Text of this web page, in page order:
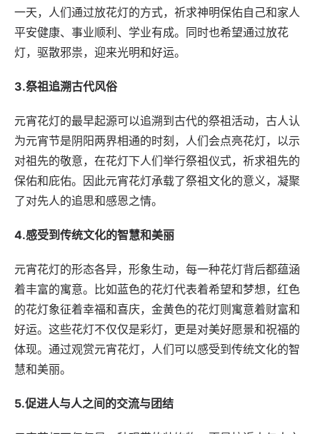
一天，人们通过放花灯的方式，祈求神明保佑自己和家人
平安健康、事业顺利、学业有成。同时也希望通过放花
灯，驱散邪祟，迎来光明和好运。
3.祭祖追溯古代风俗
元宵花灯的最早起源可以追溯到古代的祭祖活动，古人认
为元宵节是阴阳两界相通的时刻，人们会点亮花灯，以示
对祖先的敬意，在花灯下人们举行祭祖仪式，祈求祖先的
保佑和庇佑。因此元宵花灯承载了祭祖文化的意义，凝聚
了对先人的追思和感恩之情。
4.感受到传统文化的智慧和美丽
元宵花灯的形态各异，形象生动，每一种花灯背后都蕴涵
着丰富的寓意。比如蓝色的花灯代表着希望和梦想，红色
的花灯象征着幸福和喜庆，金黄色的花灯则寓意着财富和
好运。这些花灯不仅仅是彩灯，更是对美好愿景和祝福的
体现。通过观赏元宵花灯，人们可以感受到传统文化的智
慧和美丽。
5.促进人与人之间的交流与团结